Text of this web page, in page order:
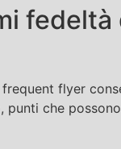
fedeltà
flyer
punti che